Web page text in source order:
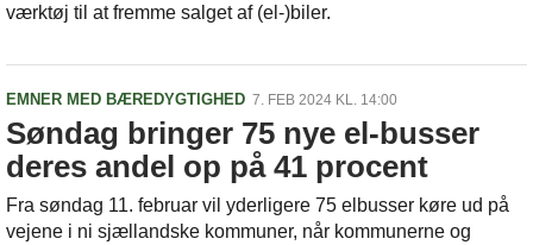
værktøj til at fremme salget af (el-)biler.
EMNER MED BÆREDYGTIGHED 7. FEB 2024 KL. 14:00
Søndag bringer 75 nye el-busser
deres andel op på 41 procent
Fra søndag 11. februar vil yderligere 75 elbusser køre ud på
vejene i ni sjællandske kommuner, når kommunerne og